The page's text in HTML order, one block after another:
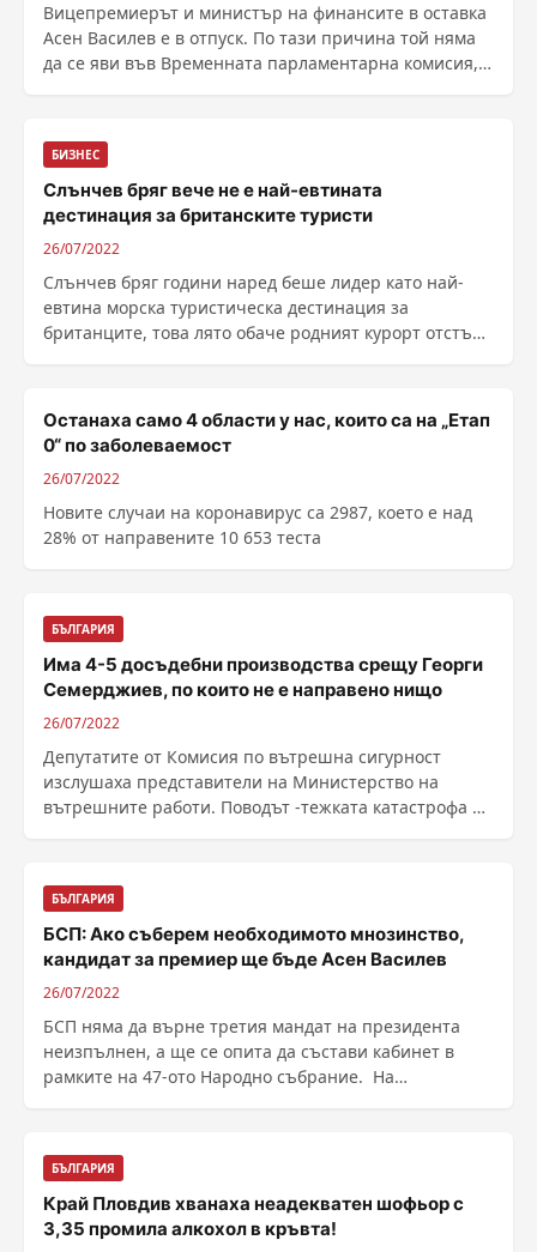
Вицепремиерът и министър на финансите в оставка
Асен Василев е в отпуск. По тази причина той няма
да се яви във Временната парламентарна комисия,
БИЗНЕС
Слънчев бряг вече не е най-евтината
дестинация за британските туристи
26/07/2022
Слънчев бряг години наред беше лидер като най-
евтина морска туристическа дестинация за
британците, това лято обаче родният курорт отстъпи
Останаха само 4 области у нас, които са на „Етап
0“ по заболеваемост
26/07/2022
Новите случаи на коронавирус са 2987, което е над
28% от направените 10 653 теста
БЪЛГАРИЯ
Има 4-5 досъдебни производства срещу Георги
Семерджиев, по които не е направено нищо
26/07/2022
Депутатите от Комисия по вътрешна сигурност
изслушаха представители на Министерство на
вътрешните работи. Поводът -тежката катастрофа в
БЪЛГАРИЯ
БСП: Ако съберем необходимото мнозинство,
кандидат за премиер ще бъде Асен Василев
26/07/2022
БСП няма да върне третия мандат на президента
неизпълнен, а ще се опита да състави кабинет в
рамките на 47-ото Народно събрание. На
БЪЛГАРИЯ
Край Пловдив хванаха неадекватен шофьор с
3,35 промила алкохол в кръвта!